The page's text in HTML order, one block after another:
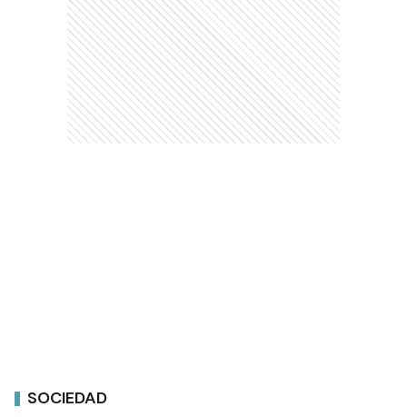
SOCIEDAD